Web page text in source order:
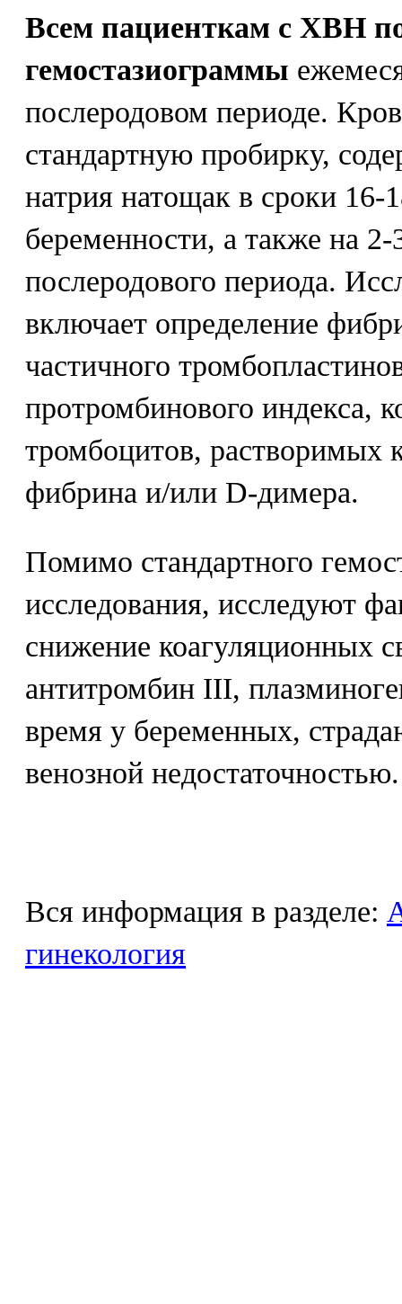
Всем пациенткам с ХВН
гемостазиограммы
послеродовом периоде.
стандартную пробирку,
натрия натощак в сроки 16-
беременности, а также на
послеродового периода.
включает определение
частичного
протромбинового индекса,
тромбоцитов, растворимых
фибрина и/или D-димера.
Помимо стандартного
исследования, исследуют
снижение коагуляционных
антитромбин III,
время у беременных,
венозной недостаточностью.
Вся информация в разделе:
гинекология